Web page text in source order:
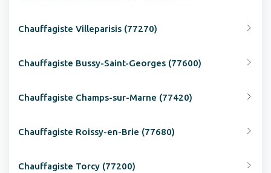
Chauffagiste Villeparisis (77270)
Chauffagiste Bussy-Saint-Georges (77600)
Chauffagiste Champs-sur-Marne (77420)
Chauffagiste Roissy-en-Brie (77680)
Chauffagiste Torcy (77200)